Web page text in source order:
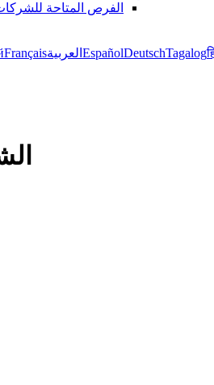
الفرص المتاحة
Françaisالعربية EspañolDeutschTagalog